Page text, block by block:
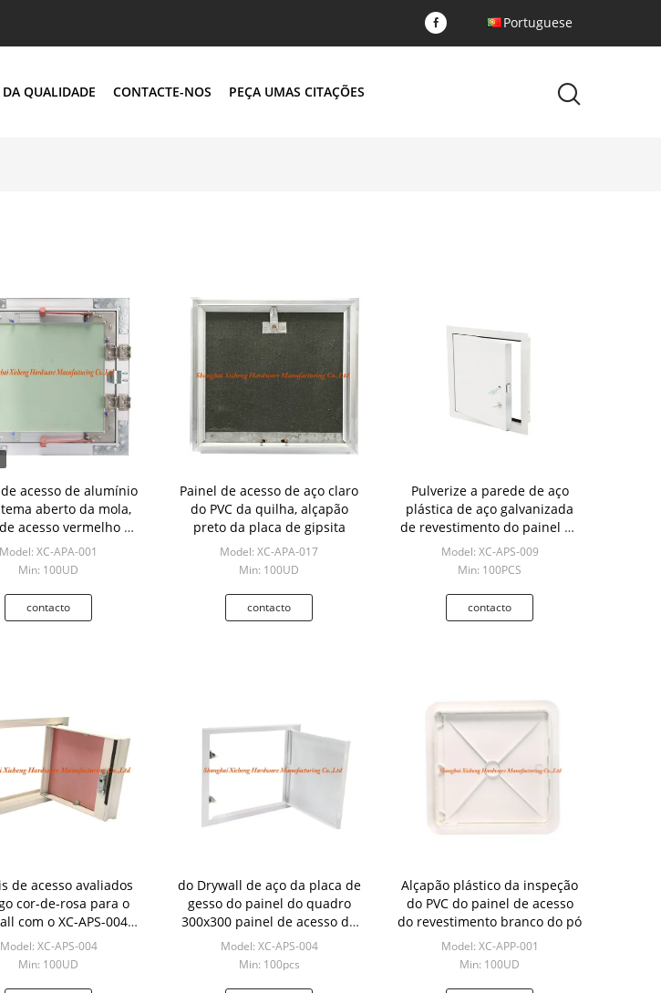
Portuguese
QUALIDADE CONTACTE-NOS PEÇA UMAS CITAÇÕES
acesso de alumínio
aberto da mola,
acesso vermelho do
Drywall do gancho
Model: XC-APA-001
Min: 100UD
contacto
Painel de acesso de aço claro
do PVC da quilha, alçapão
preto da placa de gipsita
Model: XC-APA-017
Min: 100UD
contacto
Pulverize a parede de aço
plástica de aço galvanizada
de revestimento do painel de
acesso 36x36 do teto
Model: XC-APS-009
Min: 100PCS
contacto
de acesso avaliados
cor-de-rosa para o
com o XC-APS-004
exterior removível
Model: XC-APS-004
Min: 100UD
do Drywall de aço da placa de
gesso do painel do quadro
300x300 painel de acesso de
aço
Model: XC-APS-004
Min: 100pcs
Alçapão plástico da inspeção
do PVC do painel de acesso
do revestimento branco do pó
Model: XC-APP-001
Min: 100UD